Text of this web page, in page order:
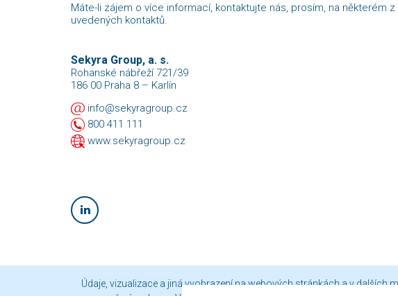
Máte-li zájem o více informací, kontaktujte nás, prosím, na některém z
uvedených kontaktů.
Sekyra Group, a. s.
Rohanské nábřeží 721/39
186 00 Praha 8 – Karlín
info@sekyragroup.cz
800 411 111
www.sekyragroup.cz
Údaje, vizualizace a jiná vyobrazení na webových stránkách a v